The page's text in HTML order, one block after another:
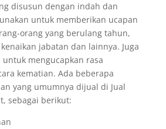
disusun dengan indah dan
untuk memberikan ucapan
orang yang berulang tahun,
jabatan dan lainnya. Juga
mengucapkan rasa
kematian. Ada beberapa
yang umumnya dijual di Jual
sebagai berikut: